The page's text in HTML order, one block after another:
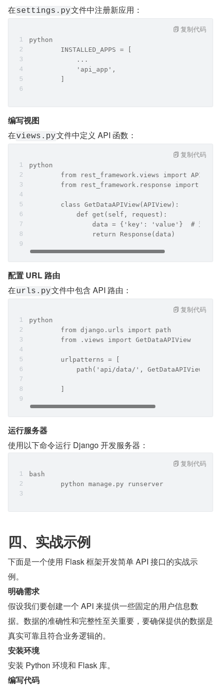
在settings.py文件中注册新应用：
python
	INSTALLED_APPS = [
	    ...
	    'api_app',
复制代码
编写视图
在views.py文件中定义 API 函数：
python
from rest_framework.views import
from rest_framework.response import
	class GetDataAPIView(APIView):
	    def get(self, request):
data = {'key': 'value'}  # 返回
	        return Response(data)
复制代码
配置 URL 路由
在urls.py文件中包含 API 路由：
python
	from django.urls import path
	from .views import GetDataAPIView
	urlpatterns = [
path('api/data/',
复制代码
运行服务器
使用以下命令运行 Django 开发服务器：
bash
	python manage.py runserver
复制代码
四、实战示例
下面是一个使用 Flask 框架开发简单 API 接口的实战示
例。
明确需求
假设我们要创建一个 API 来提供一些固定的用户信息数
据。数据的准确性和完整性至关重要，要确保提供的数据是
真实可靠且符合业务逻辑的。
安装环境
安装 Python 环境和 Flask 库。
编写代码